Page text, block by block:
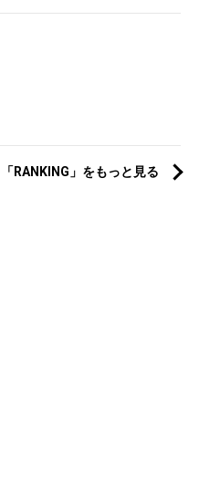
「RANKING」をもっと見る